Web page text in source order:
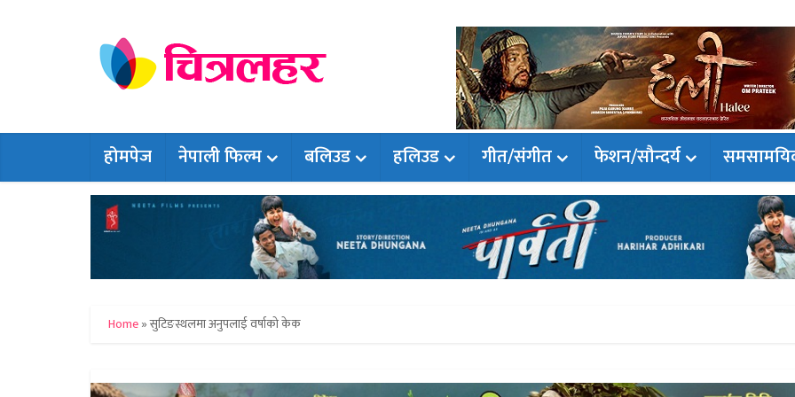
होमपेज नेपाली फिल्म बलिउड हलिउड गीत/संगीत फेशन/सौन्दर्य
Home»सुटिङस्थलमा अनुपलाई वर्षाको केक